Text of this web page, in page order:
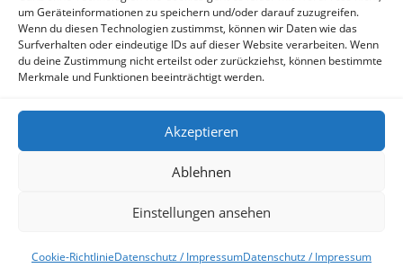
um Geräteinformationen zu speichern und/oder darauf zuzugreifen.
Wenn du diesen Technologien zustimmst, können wir Daten wie das
Surfverhalten oder eindeutige IDs auf dieser Website verarbeiten. Wenn
du deine Zustimmung nicht erteilst oder zurückziehst, können bestimmte
Merkmale und Funktionen beeinträchtigt werden.
Akzeptieren
Ablehnen
Einstellungen ansehen
Cookie-RichtlinieDatenschutz / ImpressumDatenschutz / Impressum
META
Anmelden
Eintrags-Feed
WordPress.org
Copyright © 2026 Bibliotheksbubble